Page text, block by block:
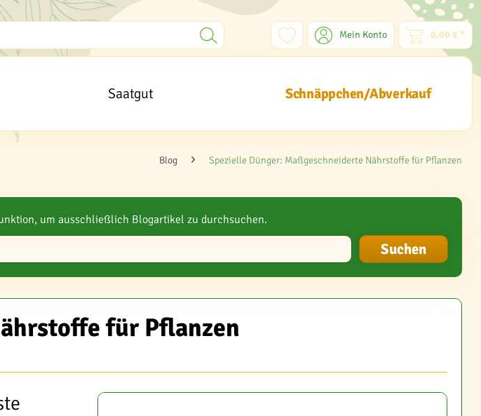
Mein Konto 0,00 € *
Saatgut Schnäppchen/Abverkauf
Blog Spezielle Dünger: Maßgeschneiderte Nährstoffe für Pflanzen
um ausschließlich Blogartikel zu durchsuchen.
für Pflanzen